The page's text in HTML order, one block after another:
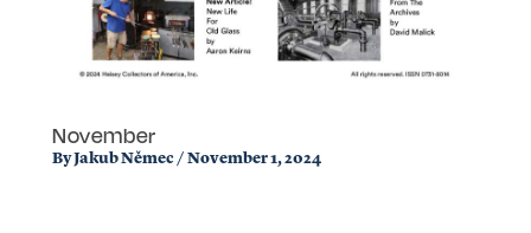
November
ByJakub Němec / November 1, 2024